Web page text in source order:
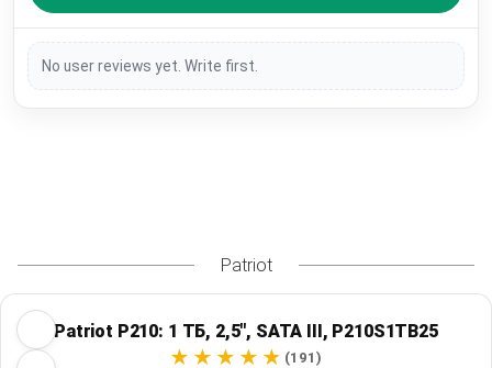
No user reviews yet. Write first.
Patriot
Patriot P210: 1 ТБ, 2,5", SATA III, P210S1TB25
(191)